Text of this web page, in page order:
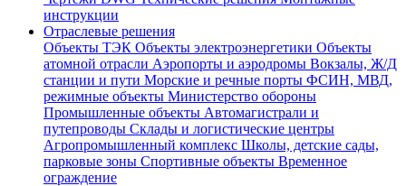
инструкции
Отраслевые решения
Объекты ТЭК Объекты электроэнергетики Объекты
атомной отрасли Аэропорты и аэродромы Вокзалы, Ж/Д
станции и пути Морские и речные порты ФСИН, МВД,
режимные объекты Министерство обороны
Промышленные объекты Автомагистрали и
путепроводы Склады и логистические центры
Агропромышленный комплекс Школы, детские сады,
парковые зоны Спортивные объекты Временное
ограждение